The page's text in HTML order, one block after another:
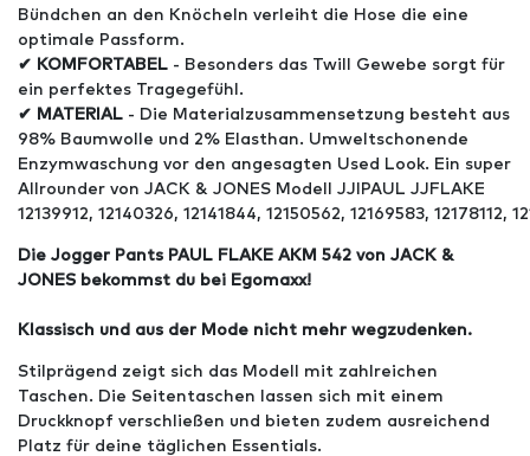
Bündchen an den Knöcheln verleiht die Hose die eine
optimale Passform.
✔ KOMFORTABEL - Besonders das Twill Gewebe sorgt für
ein perfektes Tragegefühl.
✔ MATERIAL - Die Materialzusammensetzung besteht aus
98% Baumwolle und 2% Elasthan. Umweltschonende
Enzymwaschung vor den angesagten Used Look. Ein super
Allrounder von JACK & JONES Modell JJIPAUL JJFLAKE
12139912, 12140326, 12141844, 12150562, 12169583, 12178112,
Die Jogger Pants PAUL FLAKE AKM 542 von JACK &
JONES bekommst du bei Egomaxx!
Klassisch und aus der Mode nicht mehr wegzudenken.
Stilprägend zeigt sich das Modell mit zahlreichen
Taschen. Die Seitentaschen lassen sich mit einem
Druckknopf verschließen und bieten zudem ausreichend
Platz für deine täglichen Essentials.